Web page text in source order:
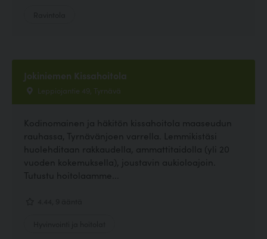
Jokiniemen Kissahoitola
Leppiojantie 49, Tyrnävä
Kodinomainen ja häkitön kissahoitola maaseudun
rauhassa, Tyrnävänjoen varrella. Lemmikistäsi
huolehditaan rakkaudella, ammattitaidolla (yli 20
vuoden kokemuksella), joustavin aukioloajoin.
Tutustu hoitolaamme...